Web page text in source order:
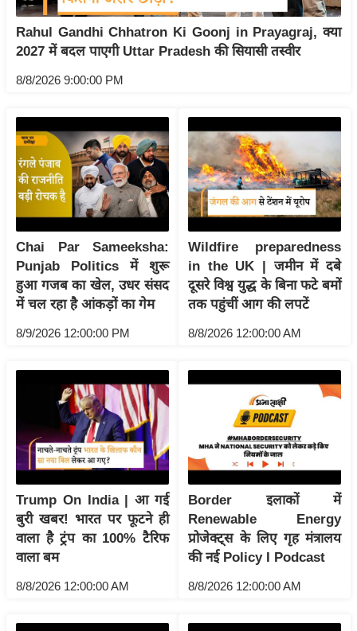
वि
शे
ष
ज्ञ
य
ब
ज
ट
खे
ल
क्रि
के
ट
P
6
क्रा
इ
म
ई
-
Rahul Gandhi Chhatron Ki Goonj in Prayagraj, क्या
2027 में बदल पाएगी Uttar Pradesh की सियासी तस्वीर
8/8/2026 9:00:00 PM
Chai Par Sameeksha:
Punjab Politics में शुरू
हुआ गजब का खेल, उधर संसद
में चल रहा है आंकड़ों का गेम
8/9/2026 12:00:00 PM
Wildfire preparedness
in the UK | जमीन में दबे
दूसरे विश्व युद्ध के बिना फटे बमों
तक पहुंचीं आग की लपटें
8/8/2026 12:00:00 AM
Trump On India | आ गई
बुरी खबर! भारत पर फूटने ही
वाला है ट्रंप का 100% टैरिफ
वाला बम
8/8/2026 12:00:00 AM
Border इलाकों में
Renewable Energy
प्रोजेक्ट्स के लिए गृह मंत्रालय
की नई Policy I Podcast
8/8/2026 12:00:00 AM